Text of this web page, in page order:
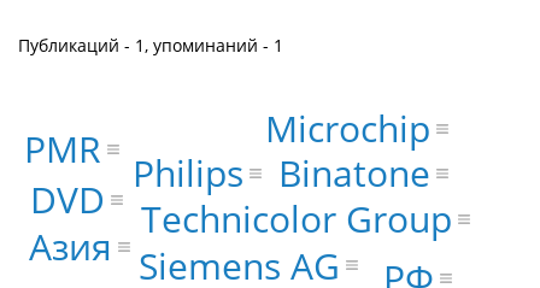
Публикаций - 1, упоминаний - 1
Siemens AG
Technicolor Group
Binatone
Philips
Microchip
PMR
DVD
Азия
РФ